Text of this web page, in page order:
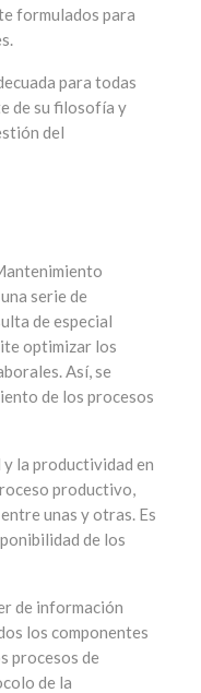
formulados para
para todas
de su filosofía y
del
serie de
de especial
optimizar los
Así, se
de los procesos
la productividad en
productivo,
unas y otras. Es
de los
de información
los componentes
procesos de
de la